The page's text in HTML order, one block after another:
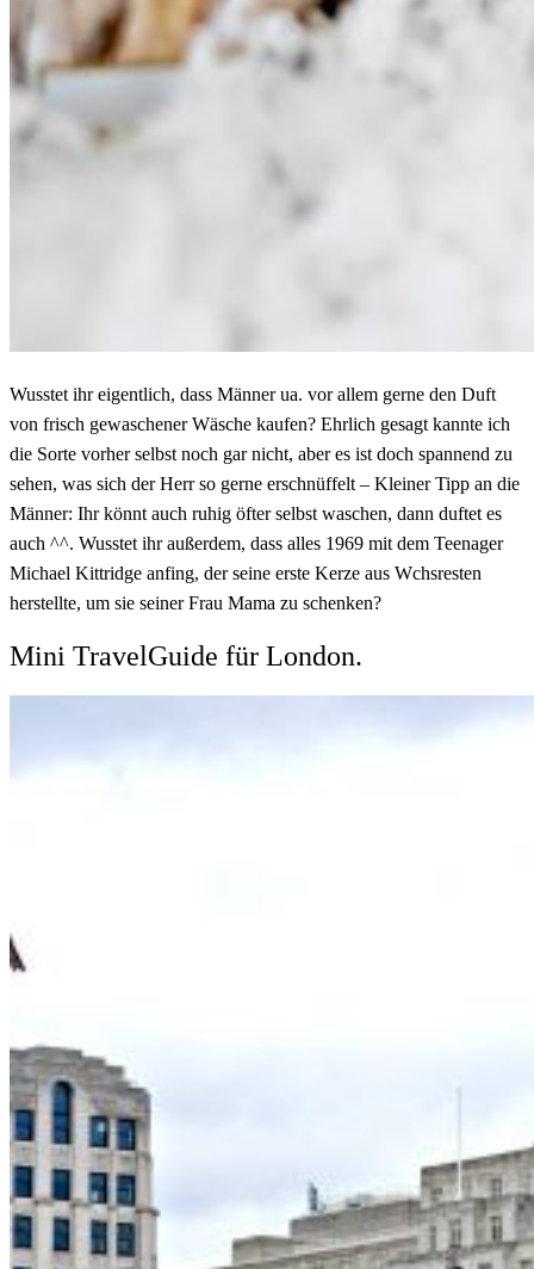
Wusstet ihr eigentlich, dass Männer ua. vor allem gerne den Duft
von frisch gewaschener Wäsche kaufen? Ehrlich gesagt kannte ich
die Sorte vorher selbst noch gar nicht, aber es ist doch spannend zu
sehen, was sich der Herr so gerne erschnüffelt – Kleiner Tipp an die
Männer: Ihr könnt auch ruhig öfter selbst waschen, dann duftet es
auch ^^. Wusstet ihr außerdem, dass alles 1969 mit dem Teenager
Michael Kittridge anfing, der seine erste Kerze aus Wchsresten
herstellte, um sie seiner Frau Mama zu schenken?
Mini TravelGuide für London.